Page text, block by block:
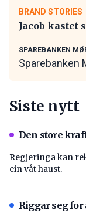
BRAND STORIES
Jacob kastet
SPAREBANKEN
Sparebanken
Siste nytt
Den store
Regjeringa kan
ein våt haust.
Riggar seg